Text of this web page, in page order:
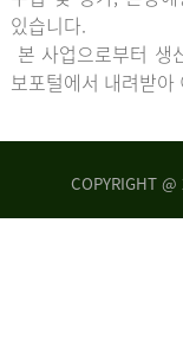
있습니다.
본 사업으로부터 생
보포털에서 내려받
COPYRIGHT @